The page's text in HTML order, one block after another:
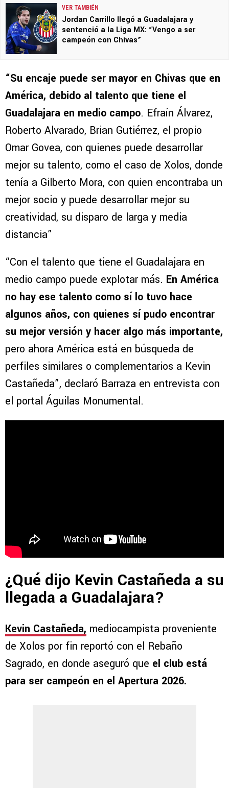
VER TAMBIÉN
Jordan Carrillo llegó a Guadalajara y
sentenció a la Liga MX: “Vengo a ser
campeón con Chivas”
“Su encaje puede ser mayor en Chivas que en
América, debido al talento que tiene el
Guadalajara en medio campo. Efraín Álvarez,
Roberto Alvarado, Brian Gutiérrez, el propio
Omar Govea, con quienes puede desarrollar
mejor su talento, como el caso de Xolos, donde
tenía a Gilberto Mora, con quien encontraba un
mejor socio y puede desarrollar mejor su
creatividad, su disparo de larga y media
distancia”
“Con el talento que tiene el Guadalajara en
medio campo puede explotar más. En América
no hay ese talento como sí lo tuvo hace
algunos años, con quienes sí pudo encontrar
su mejor versión y hacer algo más importante,
pero ahora América está en búsqueda de
perfiles similares o complementarios a Kevin
Castañeda”, declaró Barraza en entrevista con
el portal Águilas Monumental.
¿Qué dijo Kevin Castañeda a su
llegada a Guadalajara?
Kevin Castañeda, mediocampista proveniente
de Xolos por fin reportó con el Rebaño
Sagrado, en donde aseguró que el club está
para ser campeón en el Apertura 2026.